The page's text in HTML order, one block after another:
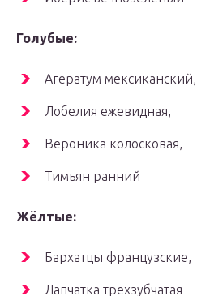
Голубые:
Агератум мексиканский,
Лобелия ежевидная,
Вероника колосковая,
Тимьян ранний
Жёлтые:
Бархатцы французские,
Лапчатка трехзубчатая